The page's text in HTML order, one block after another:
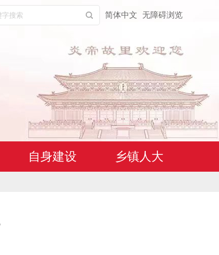
简体中文 无障碍浏览
自身建设 乡镇人大